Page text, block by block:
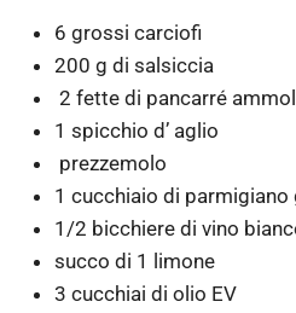
6 grossi carciofi
200 g di salsiccia
2 fette di pancarré
1 spicchio d’ aglio
prezzemolo
1 cucchiaio di
1/2 bicchiere di vino
succo di 1 limone
3 cucchiai di olio EV